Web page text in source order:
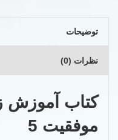
توضیحات
نظرات (0)
کتاب آموزش
موفقیت 5